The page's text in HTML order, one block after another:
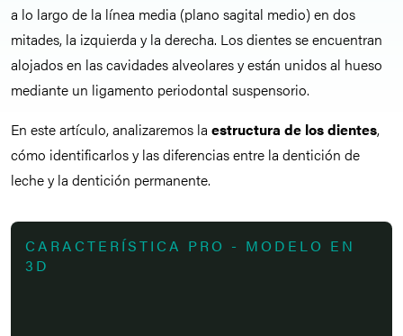
a lo largo de la línea media (plano sagital medio) en dos
mitades, la izquierda y la derecha. Los dientes se encuentran
alojados en las cavidades alveolares y están unidos al hueso
mediante un ligamento periodontal suspensorio.
En este artículo, analizaremos la estructura de los dientes,
cómo identificarlos y las diferencias entre la dentición de
leche y la dentición permanente.
CARACTERÍSTICA PRO - MODELO EN
3D